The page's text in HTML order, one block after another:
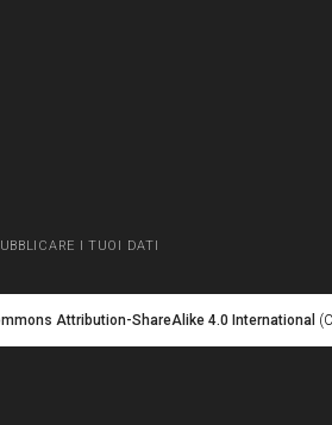
I TUOI DATI
Attribution-ShareAlike 4.0 International